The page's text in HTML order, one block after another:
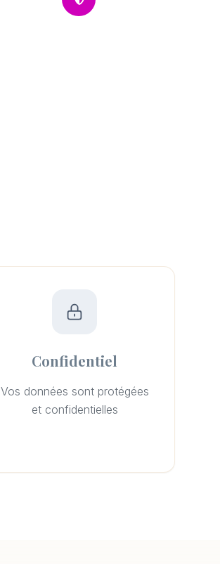
Confidentiel
Vos données sont protégées
et confidentielles